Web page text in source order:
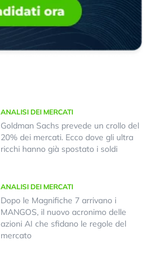
ANALISI DEI MERCATI
Goldman Sachs prevede un crollo del
20% dei mercati. Ecco dove gli ultra
ricchi hanno già spostato i soldi
ANALISI DEI MERCATI
Dopo le Magnifiche 7 arrivano i
MANGOS, il nuovo acronimo delle
azioni AI che sfidano le regole del
mercato